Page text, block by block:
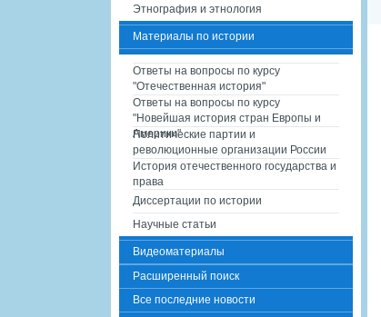
Этнография и этнология
Материалы по истории
Ответы на вопросы по курсу
"Отечественная история"
Ответы на вопросы по курсу
"Новейшая история стран Европы и
Америки"
Политические партии и
революционные организации России
История отечественного государства и
права
Диссертации по истории
Научные статьи
Видеоматериалы
Расширенный поиск
Все последние новости